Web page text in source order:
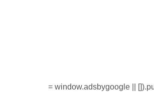
= window.adsbygoogle ||